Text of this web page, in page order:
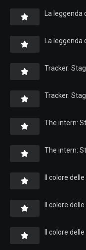
La leggenda
La leggenda
Tracker:
Tracker:
The intern:
The intern:
Il colore
Il colore
Il colore